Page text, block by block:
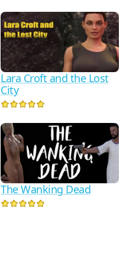
Lara Croft and the Lost
City
The Wanking Dead